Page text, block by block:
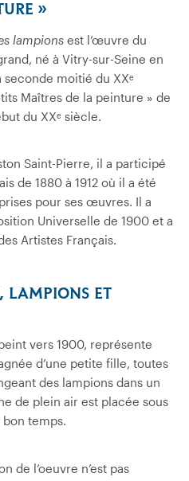
»
lampions est l’œuvre du
né à Vitry-sur-Seine en
seconde moitié du XXᵉ
Maîtres de la peinture » de
du XXᵉ siècle.
Saint-Pierre, il a participé
de 1880 à 1912 où il a été
pour ses œuvres. Il a
Universelle de 1900 et a
Artistes Français.
LAMPIONS ET
vers 1900, représente
d’une petite fille, toutes
des lampions dans un
de plein air est placée sous
bon temps.
de l’oeuvre n’est pas